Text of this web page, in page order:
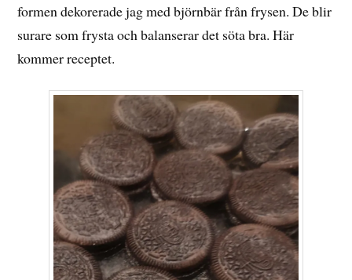
formen dekorerade jag med björnbär från frysen. De blir
surare som frysta och balanserar det söta bra. Här
kommer receptet.